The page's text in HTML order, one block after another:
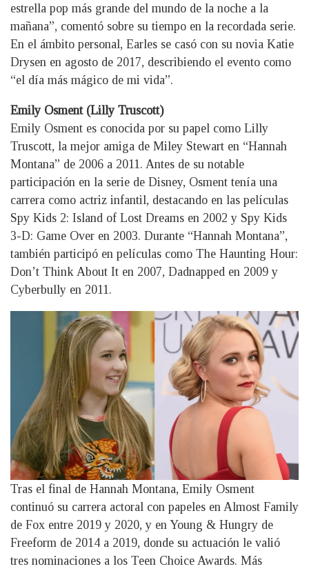
estrella pop más grande del mundo de la noche a la
mañana”, comentó sobre su tiempo en la recordada serie.
En el ámbito personal, Earles se casó con su novia Katie
Drysen en agosto de 2017, describiendo el evento como
“el día más mágico de mi vida”.
Emily Osment (Lilly Truscott)
Emily Osment es conocida por su papel como Lilly
Truscott, la mejor amiga de Miley Stewart en “Hannah
Montana” de 2006 a 2011. Antes de su notable
participación en la serie de Disney, Osment tenía una
carrera como actriz infantil, destacando en las películas
Spy Kids 2: Island of Lost Dreams en 2002 y Spy Kids
3-D: Game Over en 2003. Durante “Hannah Montana”,
también participó en películas como The Haunting Hour:
Don’t Think About It en 2007, Dadnapped en 2009 y
Cyberbully en 2011.
Tras el final de Hannah Montana, Emily Osment
continuó su carrera actoral con papeles en Almost Family
de Fox entre 2019 y 2020, y en Young & Hungry de
Freeform de 2014 a 2019, donde su actuación le valió
tres nominaciones a los Teen Choice Awards. Más